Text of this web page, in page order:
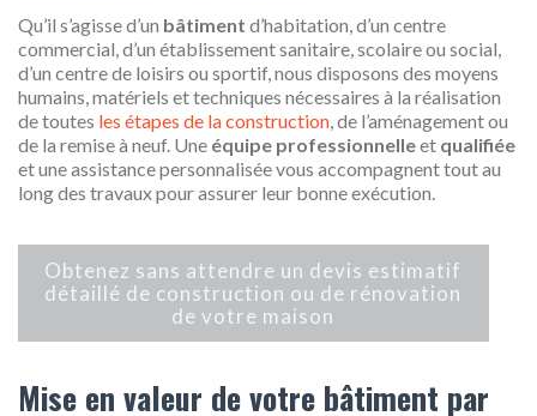
Qu’il s’agisse d’un bâtiment d’habitation, d’un centre
commercial, d’un établissement sanitaire, scolaire ou social,
d’un centre de loisirs ou sportif, nous disposons des moyens
humains, matériels et techniques nécessaires à la réalisation
de toutes les étapes de la construction, de l’aménagement ou
de la remise à neuf. Une équipe professionnelleet qualifiée
et une assistance personnalisée vous accompagnent tout au
long des travaux pour assurer leur bonne exécution.
Obtenez sans attendre un devis estimatif
détaillé de construction ou de rénovation
de votre maison
Mise en valeur de votre bâtiment par